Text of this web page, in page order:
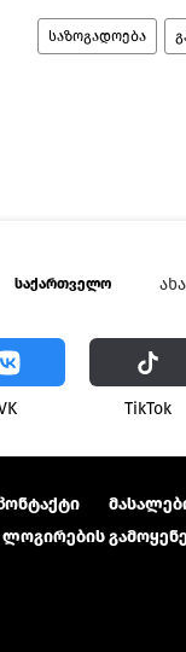
საზოგადოება
საქართველო
ТikТоk